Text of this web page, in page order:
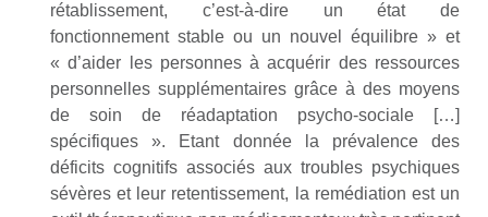
rétablissement, c’est-à-dire un état de
fonctionnement stable ou un nouvel équilibre » et
« d’aider les personnes à acquérir des ressources
personnelles supplémentaires grâce à des moyens
de soin de réadaptation psycho-sociale […]
spécifiques ». Etant donnée la prévalence des
déficits cognitifs associés aux troubles psychiques
sévères et leur retentissement, la remédiation est un